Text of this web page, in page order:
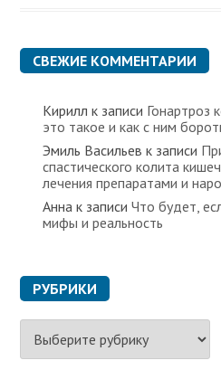
СВЕЖИЕ КОММЕНТАРИИ
Кирилл к записи Гонартроз
это такое и как с ним
Эмиль Васильев к записи
спастического колита
лечения препаратами и
Анна к записиЧто будет,
мифы и реальность
РУБРИКИ
Р
б